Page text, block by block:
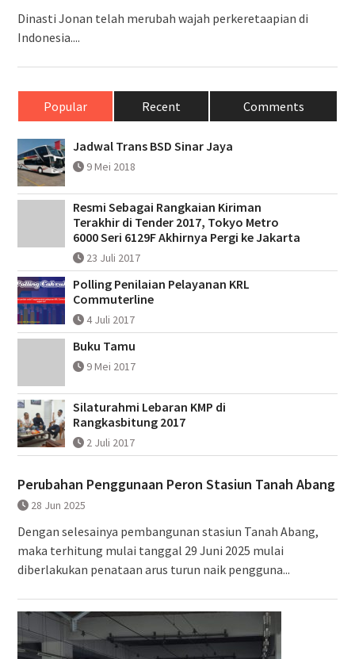
Dinasti Jonan telah merubah wajah perkeretaapian di
Indonesia....
Popular Recent Comments
Jadwal Trans BSD Sinar Jaya
9 Mei 2018
Resmi Sebagai Rangkaian Kiriman
Terakhir di Tender 2017, Tokyo Metro
6000 Seri 6129F Akhirnya Pergi ke Jakarta
23 Juli 2017
Polling Penilaian Pelayanan KRL
Commuterline
4 Juli 2017
Buku Tamu
9 Mei 2017
Silaturahmi Lebaran KMP di
Rangkasbitung 2017
2 Juli 2017
Perubahan Penggunaan Peron Stasiun Tanah Abang
28 Jun 2025
Dengan selesainya pembangunan stasiun Tanah Abang,
maka terhitung mulai tanggal 29 Juni 2025 mulai
diberlakukan penataan arus turun naik pengguna...